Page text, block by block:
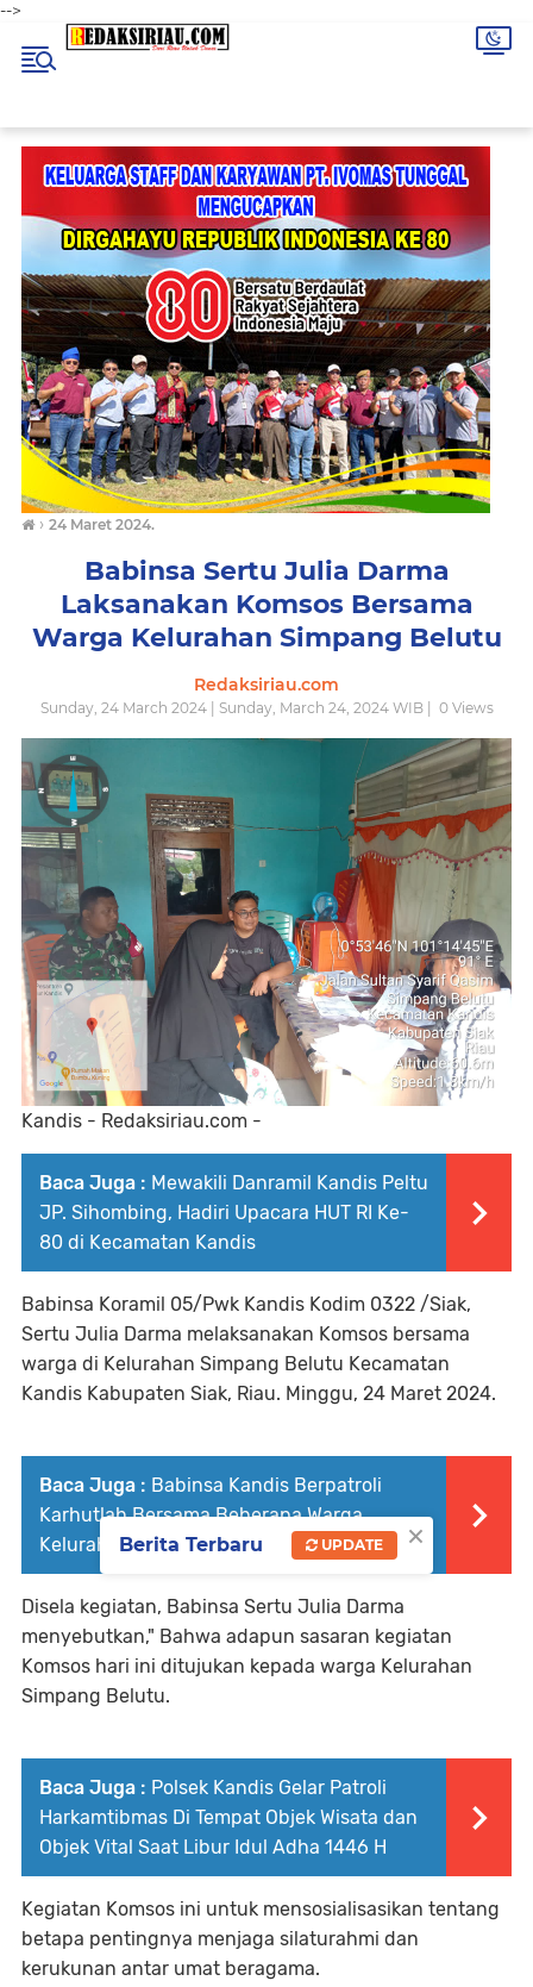
-->
› 24 Maret 2024.
Babinsa Sertu Julia Darma
Laksanakan Komsos Bersama
Warga Kelurahan Simpang Belutu
Redaksiriau.com
Sunday, 24 March 2024 | Sunday, March 24, 2024 WIB | 0Views
Kandis - Redaksiriau.com -
Baca Juga : Mewakili Danramil Kandis Peltu
JP. Sihombing, Hadiri Upacara HUT RI Ke-
80 di Kecamatan Kandis
Babinsa Koramil 05/Pwk Kandis Kodim 0322 /Siak,
Sertu Julia Darma melaksanakan Komsos bersama
warga di Kelurahan Simpang Belutu Kecamatan
Kandis Kabupaten Siak, Riau. Minggu, 24 Maret 2024.
Baca Juga : Babinsa Kandis Berpatroli
Karhutlah Bersama Beberapa Warga
Kelurahan Simpang Belutu
Disela kegiatan, Babinsa Sertu Julia Darma
menyebutkan," Bahwa adapun sasaran kegiatan
Komsos hari ini ditujukan kepada warga Kelurahan
Simpang Belutu.
Baca Juga : Polsek Kandis Gelar Patroli
Harkamtibmas Di Tempat Objek Wisata dan
Objek Vital Saat Libur Idul Adha 1446 H
Kegiatan Komsos ini untuk mensosialisasikan tentang
betapa pentingnya menjaga silaturahmi dan
kerukunan antar umat beragama.
×
Berita Terbaru UPDATE